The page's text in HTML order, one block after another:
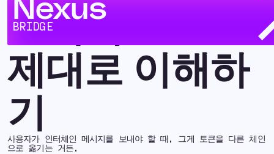
Nexus
BRIDGE
인터체인 보안
제대로 이해하
기
사용자가 인터체인 메시지를 보내야 할 때, 그게 토큰을 다른 체인
으로 옮기는 거든,